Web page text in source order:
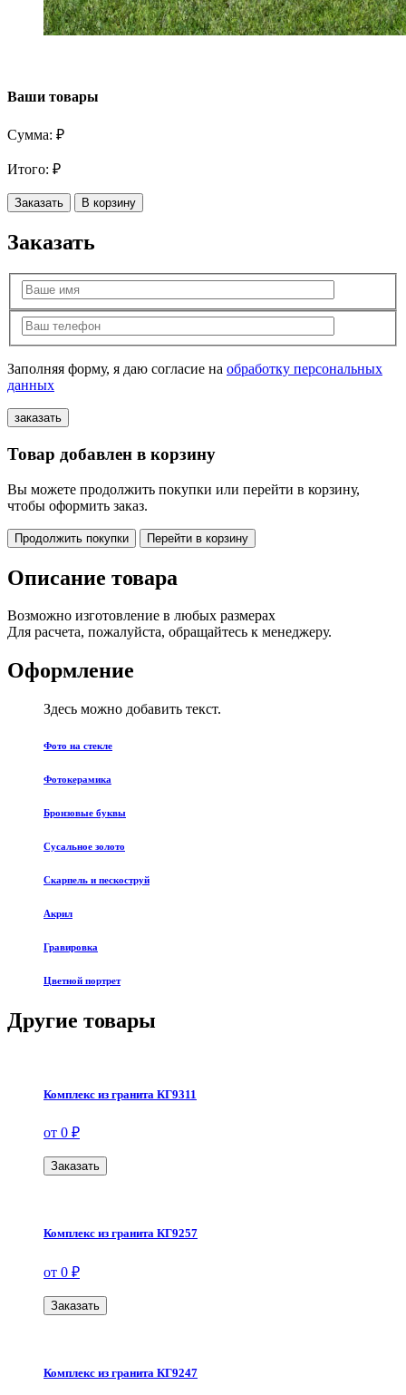
Ваши товары
Сумма: ₽
Итого: ₽
Заказать В корзину
Заказать
Заполняя форму, я даю согласие на обработку персональных
данных
Товар добавлен в корзину
Вы можете продолжить покупки или перейти в корзину,
чтобы оформить заказ.
Продолжить покупки Перейти в корзину
Описание товара
Возможно изготовление в любых размерах
Для расчета, пожалуйста, обращайтесь к менеджеру.
Оформление
Здесь можно добавить текст.
Фото на стекле
Фотокерамика
Бронзовые буквы
Сусальное золото
Скарпель и пескоструй
Акрил
Гравировка
Цветной портрет
Другие товары
Комплекс из гранита КГ9311
от 0 ₽
Заказать
Комплекс из гранита КГ9257
от 0 ₽
Заказать
Комплекс из гранита КГ9247